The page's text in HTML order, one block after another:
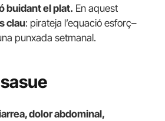
buidant el plat. En aquest
clau: pirateja l’equació esforç–
punxada setmanal.
dolor abdominal,